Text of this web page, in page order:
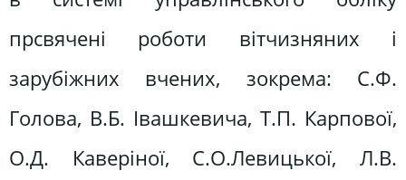
прсвячені роботи вітчизняних і
зарубіжних вчених, зокрема: С.Ф.
Голова, В.Б. Івашкевича, Т.П. Карпової,
О.Д. Каверіної, С.О.Левицької, Л.В.